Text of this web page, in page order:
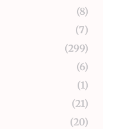
(8)
(7)
(299)
(6)
(1)
(21)
(20)